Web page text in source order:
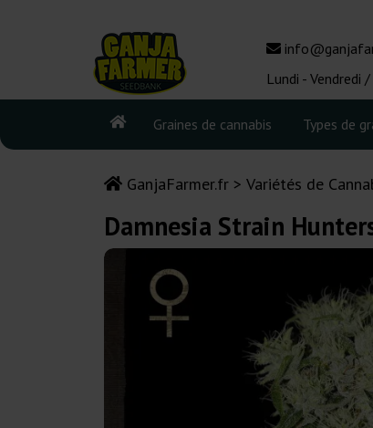
Lundi - Vendredi
Graines de cannabis Types de
GanjaFarmer.fr Variétés de
Damnesia Strain